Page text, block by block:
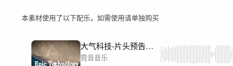
本素材使用了以下配乐，如需使用请单独购买
大气科技-片头预告（完整版/30秒/60秒/90秒）
霓音音乐